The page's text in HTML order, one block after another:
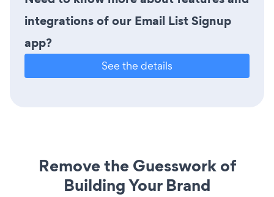
integrations of our Email List Signup
app?
See the details
Remove the Guesswork of
Building Your Brand